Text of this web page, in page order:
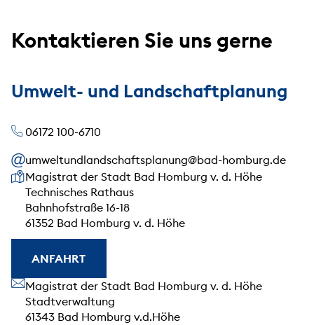
Kontaktieren Sie uns gerne
Umwelt- und Landschaftplanung
06172 100-6710
umweltundlandschaftsplanung@bad-homburg.de
Unsere Anschrift
Magistrat der Stadt Bad Homburg v. d. Höhe
Technisches Rathaus
Bahnhofstraße 16-18
61352 Bad Homburg v. d. Höhe
ANFAHRT
Unsere Anschrift
Magistrat der Stadt Bad Homburg v. d. Höhe
Stadtverwaltung
61343 Bad Homburg v.d.Höhe